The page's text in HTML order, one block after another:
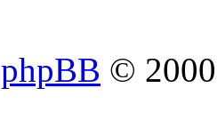
phpBB ©